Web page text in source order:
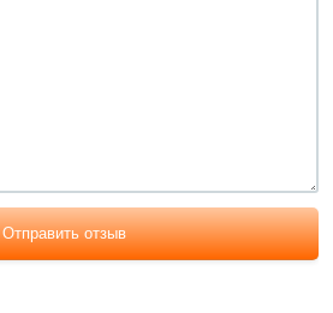
Отправить отзыв